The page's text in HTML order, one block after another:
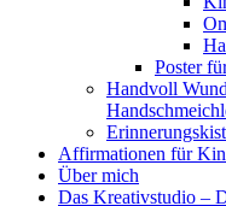
Poster
Handvoll
Affirmationen für
Über mich
Das Kreativstudio –